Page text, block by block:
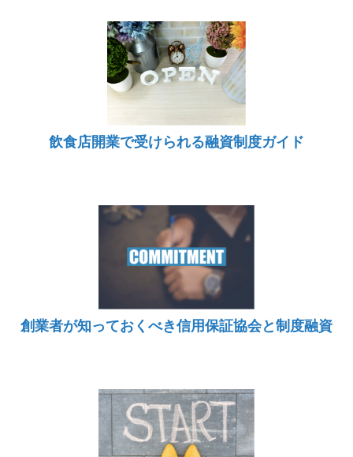
飲食店開業で受けられる融資制度ガイド
創業者が知っておくべき信用保証協会と制度融資